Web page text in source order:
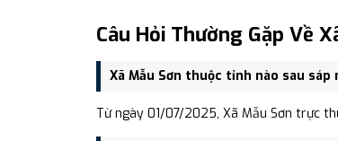
Câu Hỏi Thường Gặp Về
Xã Mẫu Sơn thuộc tỉnh nào sau sáp
Từ ngày 01/07/2025, Xã Mẫu Sơn trực